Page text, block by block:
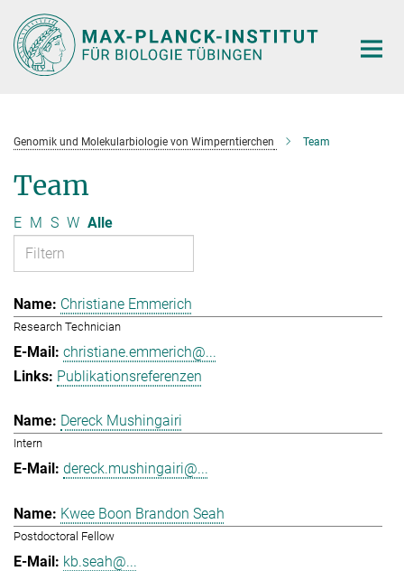
Hauptinhalt
Genomik und Molekularbiologie von Wimperntierchen Team
Team
E M S W Alle
Christiane Emmerich
Research Technician
christiane.emmerich@...
Publikationsreferenzen
Dereck Mushingairi
Intern
dereck.mushingairi@...
Kwee Boon Brandon Seah
Postdoctoral Fellow
kb.seah@...